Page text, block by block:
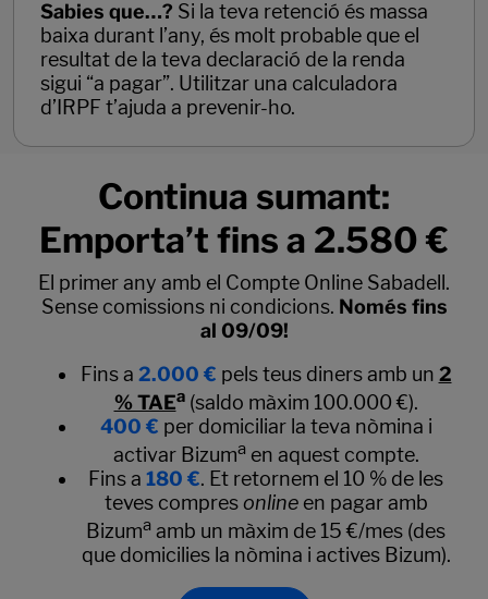
Sabies que…? Si la teva retenció és massa
baixa durant l’any, és molt probable que el
resultat de la teva declaració de la renda
sigui “a pagar”. Utilitzar una calculadora
d’IRPF t’ajuda a prevenir-ho.
Continua sumant:
Emporta’t fins a 2.580 €
El primer any amb el Compte Online Sabadell.
Sense comissions ni condicions. Només fins
al 09/09!
Fins a 2.000 € pels teus diners amb un 2
% TAEa(saldo màxim 100.000 €).
400 € per domiciliar la teva nòmina i
activar Bizumaen aquest compte.
Fins a 180 €. Et retornem el 10 % de les
teves compres onlineen pagar amb
Bizuma amb un màxim de 15 €/mes (des
que domicilies la nòmina i actives Bizum).